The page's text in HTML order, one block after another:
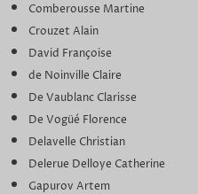
Comberousse Martine
Crouzet Alain
David Françoise
de Noinville Claire
De Vaublanc Clarisse
De Vogüé Florence
Delavelle Christian
Delerue Delloye Catherine
Gapurov Artem